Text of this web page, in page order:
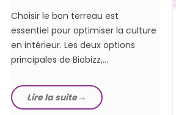
Choisir le bon terreau est
essentiel pour optimiser la culture
en intérieur. Les deux options
principales de Biobizz,...
Lire la suite